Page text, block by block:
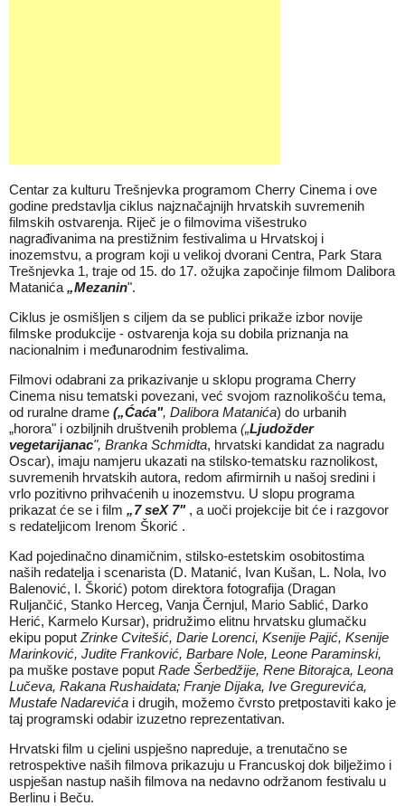
Centar za kulturu Trešnjevka programom Cherry Cinema i ove
godine predstavlja ciklus najznačajnijh hrvatskih suvremenih
filmskih ostvarenja. Riječ je o filmovima višestruko
nagrađivanima na prestižnim festivalima u Hrvatskoj i
inozemstvu, a program koji u velikoj dvorani Centra, Park Stara
Trešnjevka 1, traje od 15. do 17. ožujka započinje filmom Dalibora
Matanića „Mezanin".
Ciklus je osmišljen s ciljem da se publici prikaže izbor novije
filmske produkcije - ostvarenja koja su dobila priznanja na
nacionalnim i međunarodnim festivalima.
Filmovi odabrani za prikazivanje u sklopu programa Cherry
Cinema nisu tematski povezani, već svojom raznolikošću tema,
od ruralne drame („Ćaća", Dalibora Matanića) do urbanih
„horora" i ozbiljnih društvenih problema („Ljudožder
vegetarijanac", Branka Schmidta, hrvatski kandidat za nagradu
Oscar), imaju namjeru ukazati na stilsko-tematsku raznolikost,
suvremenih hrvatskih autora, redom afirmirnih u našoj sredini i
vrlo pozitivno prihvaćenih u inozemstvu. U slopu programa
prikazat će se i film „7 seX 7", a uoči projekcije bit će i razgovor
s redateljicom Irenom Škorić .
Kad pojedinačno dinamičnim, stilsko-estetskim osobitostima
naših redatelja i scenarista (D. Matanić, Ivan Kušan, L. Nola, Ivo
Balenović, I. Škorić) potom direktora fotografija (Dragan
Ruljančić, Stanko Herceg, Vanja Černjul, Mario Sablić, Darko
Herić, Karmelo Kursar), pridružimo elitnu hrvatsku glumačku
ekipu poput Zrinke Cvitešić, Darie Lorenci, Ksenije Pajić, Ksenije
Marinković, Judite Franković, Barbare Nole, Leone Paraminski,
pa muške postave poput Rade Šerbedžije, Rene Bitorajca, Leona
Lučeva, Rakana Rushaidata; Franje Dijaka, Ive Gregurevića,
Mustafe Nadarevića i drugih, možemo čvrsto pretpostaviti kako je
taj programski odabir izuzetno reprezentativan.
Hrvatski film u cjelini uspješno napreduje, a trenutačno se
retrospektive naših filmova prikazuju u Francuskoj dok bilježimo i
uspješan nastup naših filmova na nedavno održanom festivalu u
Berlinu i Beču.